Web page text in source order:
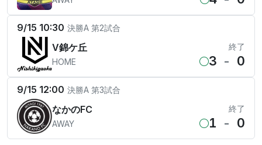
9/15 10:30 決勝A 第2試合
V錦ケ丘
HOME
終了
3 - 0
9/15 12:00 決勝A 第3試合
なかのFC
AWAY
終了
1 - 0